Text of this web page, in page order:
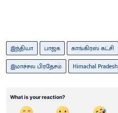
இந்தியா பாஜக காங்கிரஸ் கட்சி
இமாச்சல பிரதேசம்
Himachal Pradesh